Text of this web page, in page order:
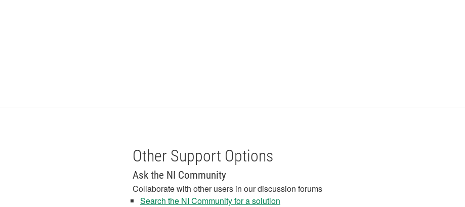
Other Support Options
Ask the NI Community
Collaborate with other users in our discussion forums
Search the NI Community for a solution